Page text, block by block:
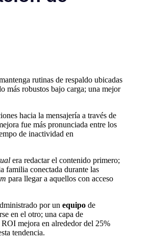
rutinas de respaldo ubicadas
más robustos bajo carga; una mejor
hacia la mensajería a través de
fue más pronunciada entre los
de inactividad en
era redactar el contenido primero;
familia conectada durante las
para llegar a aquellos con acceso
por un equipo de
en el otro; una capa de
ROI mejora en alrededor del 25%
tendencia.